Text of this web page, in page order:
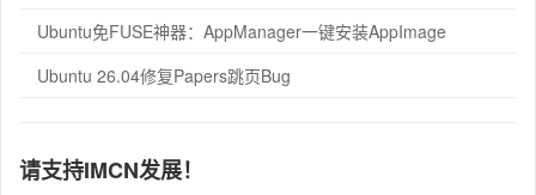
Ubuntu免FUSE神器：AppManager一键安装AppImage
Ubuntu 26.04修复Papers跳页Bug
请支持IMCN发展！